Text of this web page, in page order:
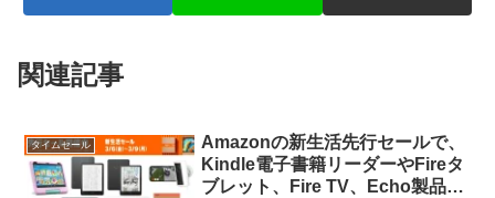
関連記事
タイムセール
Amazonの新生活先行セールで、
Kindle電子書籍リーダーやFireタ
ブレット、Fire TV、Echo製品が